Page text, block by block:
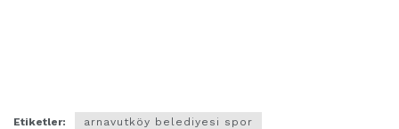
Etiketler:
arnavutköy belediyesi spor